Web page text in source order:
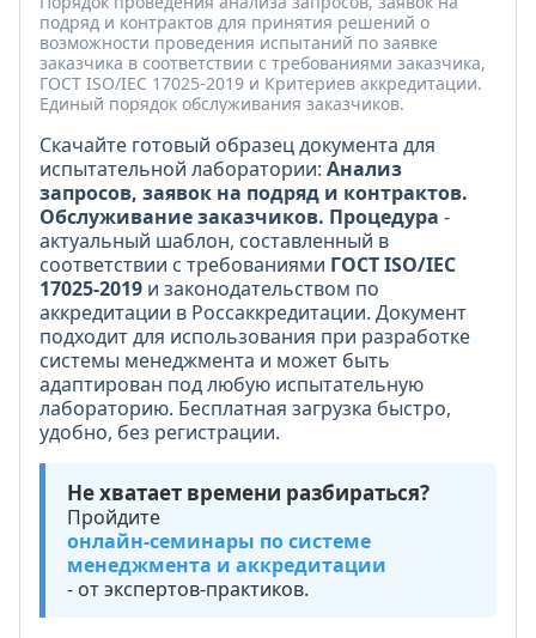
подряд и контрактов для принятия решений о
возможности проведения испытаний по заявке
заказчика в соответствии с требованиями заказчика,
ГОСТ ISO/IEC 17025-2019 и Критериев аккредитации.
Единый порядок обслуживания заказчиков.
Скачайте готовый образец документа для
испытательной лаборатории: Анализ
запросов, заявок на подряд и контрактов.
Обслуживание заказчиков. Процедура -
актуальный шаблон, составленный в
соответствии с требованиями ГОСТ ISO/IEC
17025-2019 и законодательством по
аккредитации в Россаккредитации. Документ
подходит для использования при разработке
системы менеджмента и может быть
адаптирован под любую испытательную
лабораторию. Бесплатная загрузка быстро,
удобно, без регистрации.
Не хватает времени разбираться?
Пройдите
онлайн-семинары по системе
менеджмента и аккредитации
- от экспертов-практиков.